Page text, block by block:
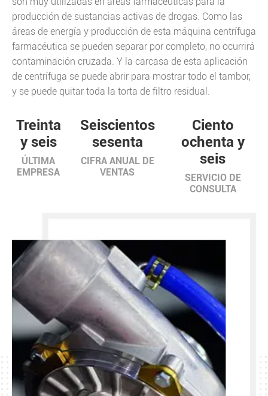
producción de sustancias activas de drogas. Como las
áreas de energía y producción de esta máquina centrífuga
farmacéutica se pueden separar por completo, no ocurrirá
contaminación cruzada. Y la carcasa de esta aplicación
de centrífuga se puede abrir para mostrar todo el tambor,
y se puede quitar toda la torta de filtro residual.
Treinta
y seis
ÚLTIMA
EMPRESA
Seiscientos
sesenta
CIFRA ANUAL DE
VENTAS
Ciento
ochenta y
seis
SERVICIO DE
CONSULTA